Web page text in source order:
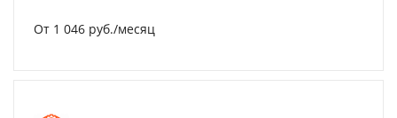
От 1 046 руб./месяц